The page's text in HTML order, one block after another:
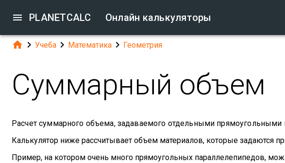
 PLANETCALC Онлайн калькуляторы
  Учеба  Математика  Геометрия
Суммарный объем
Расчет суммарного объема, задаваемого отдельными прямоугольными
Калькулятор ниже рассчитывает объем материалов, которые задаются
Пример, на котором очень много прямоугольных параллелепипедов,